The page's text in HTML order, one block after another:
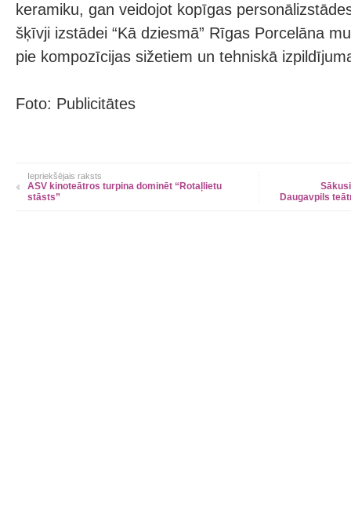
keramiku, gan veidojot kopīgas
šķīvji izstādei “Kā dziesmā” Rīgas Porcelāna
pie kompozīcijas sižetiem un tehniskā
Foto: Publicitātes
Iepriekšējais raksts
ASV kinoteātros turpina dominēt “Rotaļlietu
stāsts”
Daugavpils